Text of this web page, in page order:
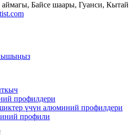
Байсе шаары, Гуанси, Кытай
профилдери
үчүн алюминий профилдери
профили